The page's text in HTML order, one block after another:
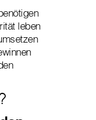
leben